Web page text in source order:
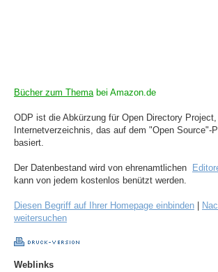
Bücher zum Themabei Amazon.de
ODP ist die Abkürzung für Open Directory Project,
Internetverzeichnis, das auf dem "Open Source"-
basiert.
Der Datenbestand wird von ehrenamtlichen
kann von jedem kostenlos benützt werden.
Diesen Begriff auf Ihrer Homepage einbinden
weitersuchen
Weblinks